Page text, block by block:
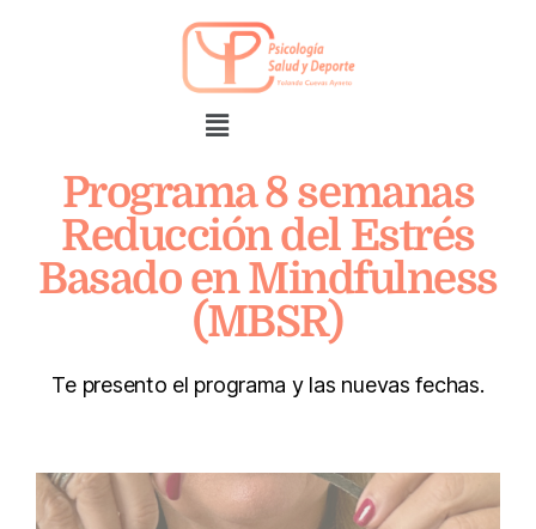
Programa 8 semanas
Reducción del Estrés
Basado en Mindfulness
(MBSR)
Te presento el programa y las nuevas fechas.